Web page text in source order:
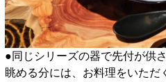
●同じシリーズの器で先付が供さ
眺める分には、お料理をいただ